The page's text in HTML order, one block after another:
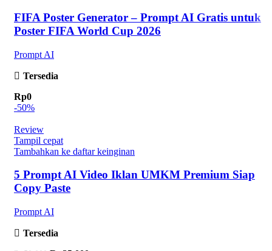
FIFA Poster Generator – Prompt AI Gratis untuk
Poster FIFA World Cup 2026
Prompt AI
Tersedia
Rp0
-50%
Review
Tampil cepat
Tambahkan ke daftar keinginan
5 Prompt AI Video Iklan UMKM Premium Siap
Copy Paste
Prompt AI
Tersedia